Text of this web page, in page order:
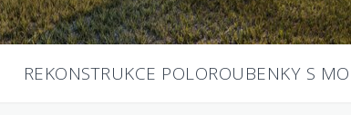
REKONSTRUKCE POLOROUBENKY S